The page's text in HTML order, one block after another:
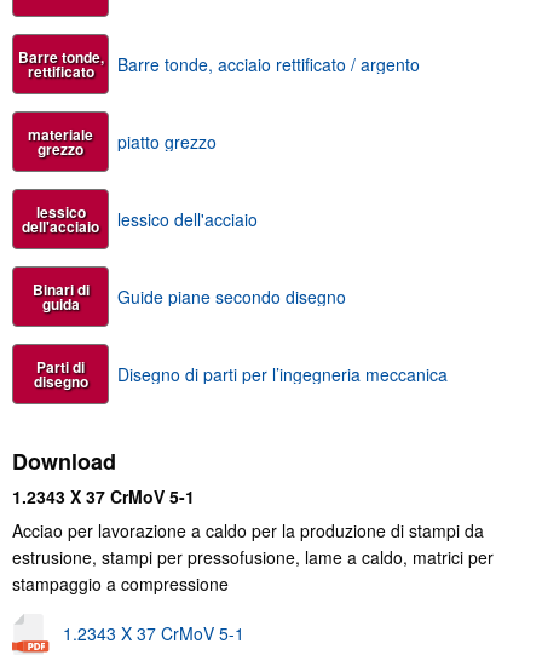
Barre tonde,
rettificato Barre tonde, acciaio rettificato / argento
materiale
grezzo piatto grezzo
lessico
dell'acciaio lessico dell'acciaio
Binari di
guida Guide piane secondo disegno
Parti di
disegno Disegno di parti per l’ingegneria meccanica
Download
1.2343 X 37 CrMoV 5-1
Acciao per lavorazione a caldo per la produzione di stampi da
estrusione, stampi per pressofusione, lame a caldo, matrici per
stampaggio a compressione
1.2343 X 37 CrMoV 5-1